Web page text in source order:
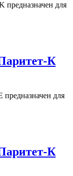
для
К
для
К